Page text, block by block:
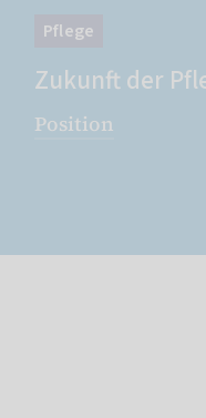
Pflege
Zukunft der
Position